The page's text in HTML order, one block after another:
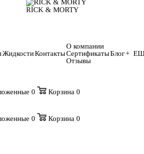
RICK & MORTY
ЖидкостиКонтакты
О компании
Сертификаты
Отзывы
Блог+
0 Корзина 0
0 Корзина 0